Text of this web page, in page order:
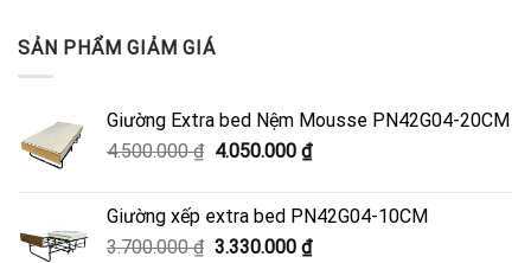
SẢN PHẨM GIẢM GIÁ
Giường Extra bed Nệm Mousse PN42G04-20CM
4.500.000₫ Giá
4.500.000 ₫.
4.050.000 ₫Giá
là:
4.050.000 ₫.
Giường xếp extra bed PN42G04-10CM
3.700.000₫ Giá
3.330.000 ₫Giá